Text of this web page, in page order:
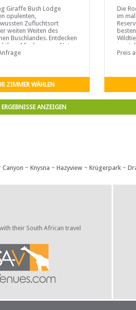
Giraffe Bush Lodge
opulenten,
Zufluchtsort
weiten Weiten des
Buschlandes. Entdecken
Mischung aus Natur,
und Komfort mit
wird und sowohl
ZIMMER WÄHLEN
Die
im
besten
im
Preis
ERGEBNISSE ANZEIGEN
Canyon ~ Knysna ~ Hazyview~ Krügerpark~
their South African travel